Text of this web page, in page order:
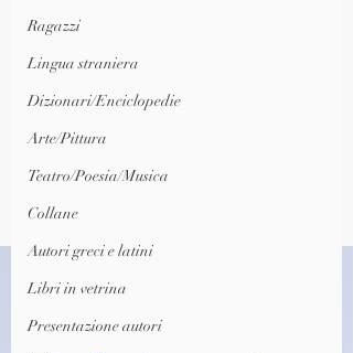
Ragazzi
Lingua straniera
Dizionari/Enciclopedie
Arte/Pittura
Teatro/Poesia/Musica
Collane
Autori greci e latini
Libri in vetrina
Presentazione autori